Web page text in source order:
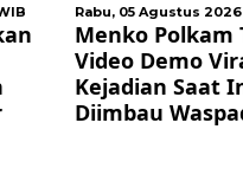
Rabu, 05 Agustus 2026
Menko Polkam
Video Demo
Kejadian Saat
Diimbau